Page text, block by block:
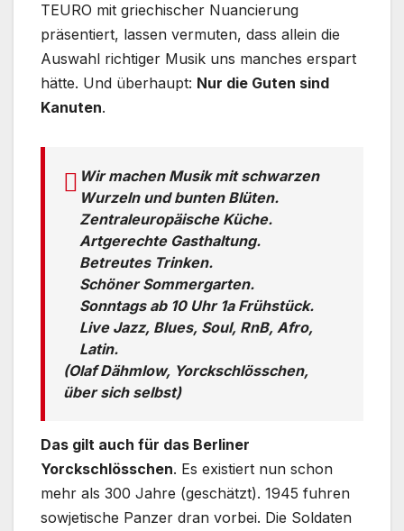
TEURO mit griechischer Nuancierung
präsentiert, lassen vermuten, dass allein die
Auswahl richtiger Musik uns manches erspart
hätte. Und überhaupt: Nur die Guten sind
Kanuten.
Wir machen Musik mit schwarzen
Wurzeln und bunten Blüten.
Zentraleuropäische Küche.
Artgerechte Gasthaltung.
Betreutes Trinken.
Schöner Sommergarten.
Sonntags ab 10 Uhr 1a Frühstück.
Live Jazz, Blues, Soul, RnB, Afro,
Latin.
(Olaf Dähmlow, Yorckschlösschen,
über sich selbst)
Das gilt auch für das Berliner
Yorckschlösschen. Es existiert nun schon
mehr als 300 Jahre (geschätzt). 1945 fuhren
sowjetische Panzer dran vorbei. Die Soldaten